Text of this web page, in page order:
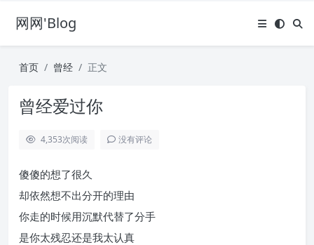
网网'Blog
首页 曾经 正文
曾经爱过你
4,353次阅读 没有评论
傻傻的想了很久
却依然想不出分开的理由
你走的时候用沉默代替了分手
是你太残忍还是我太认真